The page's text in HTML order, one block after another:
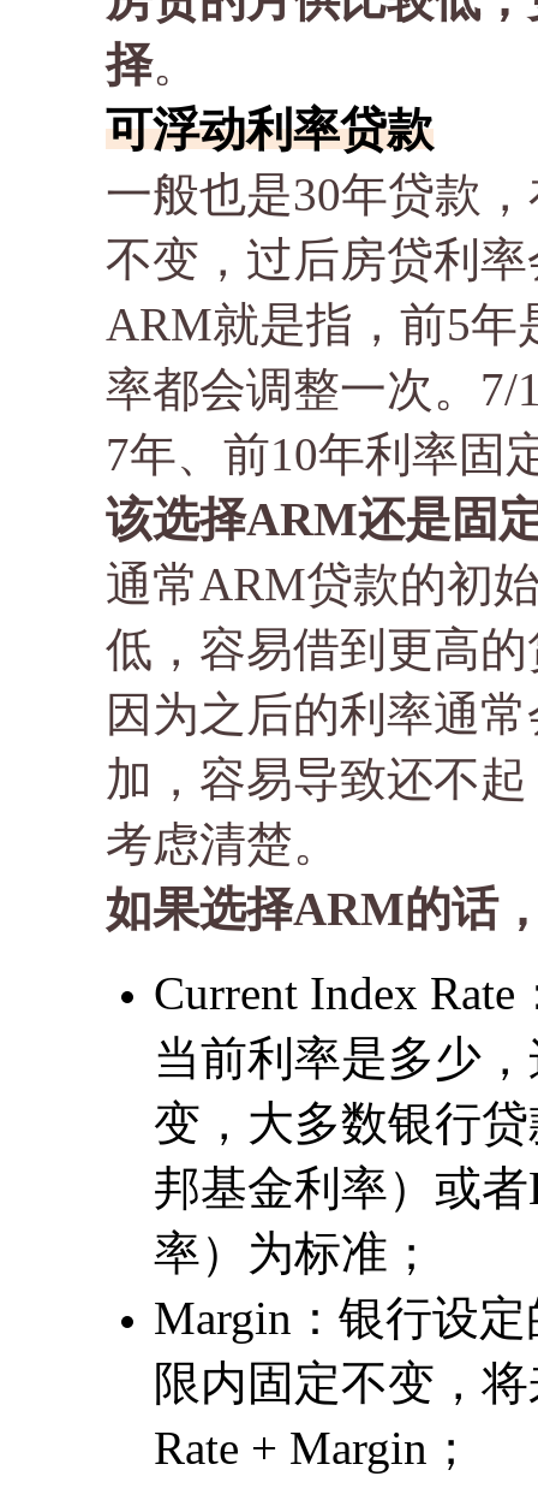
择。
可浮动利率贷款
一般也是30年贷款
不变，过后房贷利
ARM就是指，前5年
率都会调整一次。7/
7年、前10年利率固
该选择ARM还是固
通常ARM贷款的初
低，容易借到更高
因为之后的利率通
加，容易导致还不
考虑清楚。
如果选择ARM的话
Current Index
当前利率是多少
变，大多数银行贷
邦基金利率）或
率）为标准；
Margin：银行设
限内固定不变，
Rate + Margin；